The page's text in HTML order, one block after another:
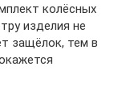
колёсных
изделия не
защёлок, тем в